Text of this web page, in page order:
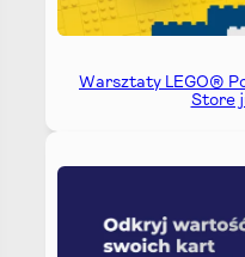
Warsztaty LEGO®
Store